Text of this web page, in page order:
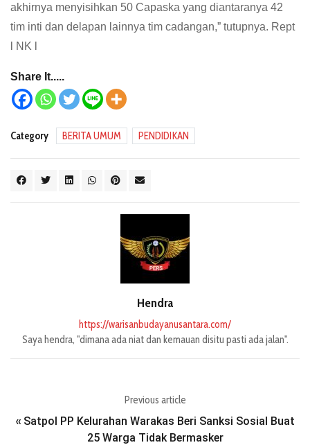
akhirnya menyisihkan 50 Capaska yang diantaranya 42
tim inti dan delapan lainnya tim cadangan,” tutupnya. Rept
l NK l
Share It.....
Category BERITA UMUM PENDIDIKAN
Hendra
https://warisanbudayanusantara.com/
Saya hendra, "dimana ada niat dan kemauan disitu pasti ada jalan".
Previous article
« Satpol PP Kelurahan Warakas Beri Sanksi Sosial Buat
25 Warga Tidak Bermasker